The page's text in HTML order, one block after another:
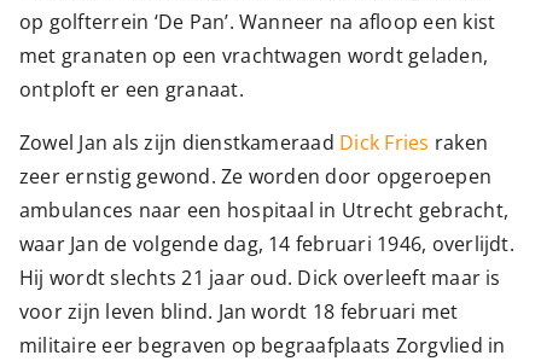
op golfterrein ‘De Pan’. Wanneer na afloop een kist
met granaten op een vrachtwagen wordt geladen,
ontploft er een granaat.
Zowel Jan als zijn dienstkameraad Dick Fries raken
zeer ernstig gewond. Ze worden door opgeroepen
ambulances naar een hospitaal in Utrecht gebracht,
waar Jan de volgende dag, 14 februari 1946, overlijdt.
Hij wordt slechts 21 jaar oud. Dick overleeft maar is
voor zijn leven blind. Jan wordt 18 februari met
militaire eer begraven op begraafplaats Zorgvlied in